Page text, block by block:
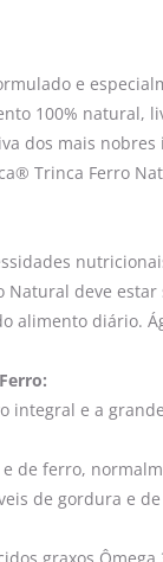
e
100% natural,
dos mais
Trinca Ferro
deve
diário.
integral e a
de ferro,
de gordura e